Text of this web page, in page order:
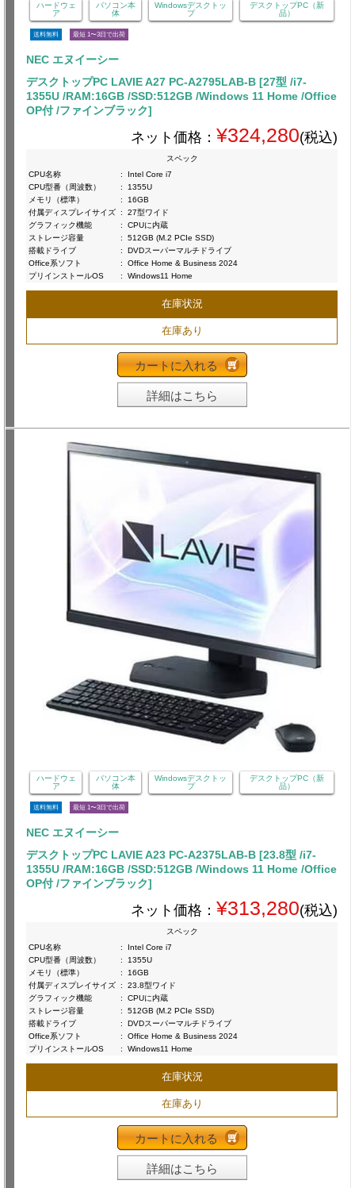
ハードウェ
ア
パソコン本
体
Windowsデスクトッ
プ
デスクトップPC（新
品）
送料無料 最短 1〜3日で出荷
NEC エヌイーシー
デスクトップPC LAVIE A27 PC-A2795LAB-B [27型 /i7-
1355U /RAM:16GB /SSD:512GB /Windows 11 Home /Office
OP付 /ファインブラック]
ネット価格： ¥324,280(税込)
スペック
CPU名称
:
Intel Core i7
CPU型番（周波数）
:
1355U
メモリ（標準）
:
16GB
付属ディスプレイサイズ :
27型ワイド
グラフィック機能
:
CPUに内蔵
ストレージ容量
:
512GB (M.2 PCIe SSD)
搭載ドライブ
:
DVDスーパーマルチドライブ
Office系ソフト
:
Office Home & Business 2024
プリインストールOS
: Windows11 Home
在庫状況
在庫あり
カートに入れる
詳細はこちら
ハードウェ
ア
パソコン本
体
Windowsデスクトッ
プ
デスクトップPC（新
品）
送料無料 最短 1〜3日で出荷
NEC エヌイーシー
デスクトップPC LAVIE A23 PC-A2375LAB-B [23.8型 /i7-
1355U /RAM:16GB /SSD:512GB /Windows 11 Home /Office
OP付 /ファインブラック]
ネット価格： ¥313,280(税込)
スペック
CPU名称
:
Intel Core i7
CPU型番（周波数）
:
1355U
メモリ（標準）
:
16GB
付属ディスプレイサイズ :
23.8型ワイド
グラフィック機能
:
CPUに内蔵
ストレージ容量
:
512GB (M.2 PCIe SSD)
搭載ドライブ
:
DVDスーパーマルチドライブ
Office系ソフト
:
Office Home & Business 2024
プリインストールOS
: Windows11 Home
在庫状況
在庫あり
カートに入れる
詳細はこちら